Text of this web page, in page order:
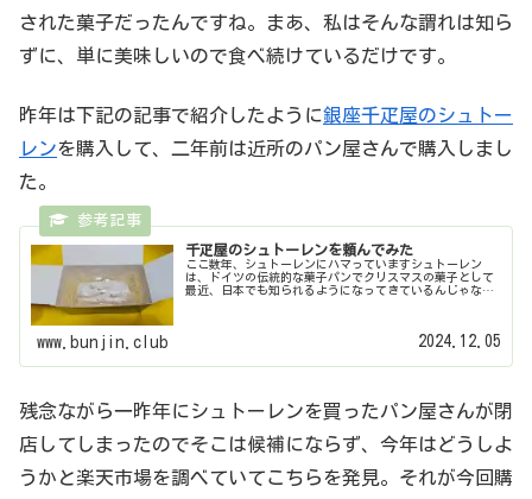
された菓子だったんですね。まあ、私はそんな謂れは知ら
ずに、単に美味しいので食べ続けているだけです。
昨年は下記の記事で紹介したように銀座千疋屋のシュトー
レンを購入して、二年前は近所のパン屋さんで購入しまし
た。
千疋屋のシュトーレンを頼んでみた
ここ数年、シュトーレンにハマっていますシュトーレン
は、ドイツの伝統的な菓子パンでクリスマスの菓子として
最近、日本でも知られるようになってきているんじゃない
www.bunjin.club 2024.12.05
残念ながら一昨年にシュトーレンを買ったパン屋さんが閉
店してしまったのでそこは候補にならず、今年はどうしよ
うかと楽天市場を調べていてこちらを発見。それが今回購